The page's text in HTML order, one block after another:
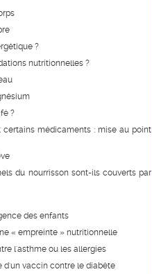
?
nutritionnelles ?
?
médicaments : mise au point
du nourrisson sont-ils couverts par
des enfants
« empreinte » nutritionnelle
l'asthme ou les allergies
d'un vaccin contre le diabète